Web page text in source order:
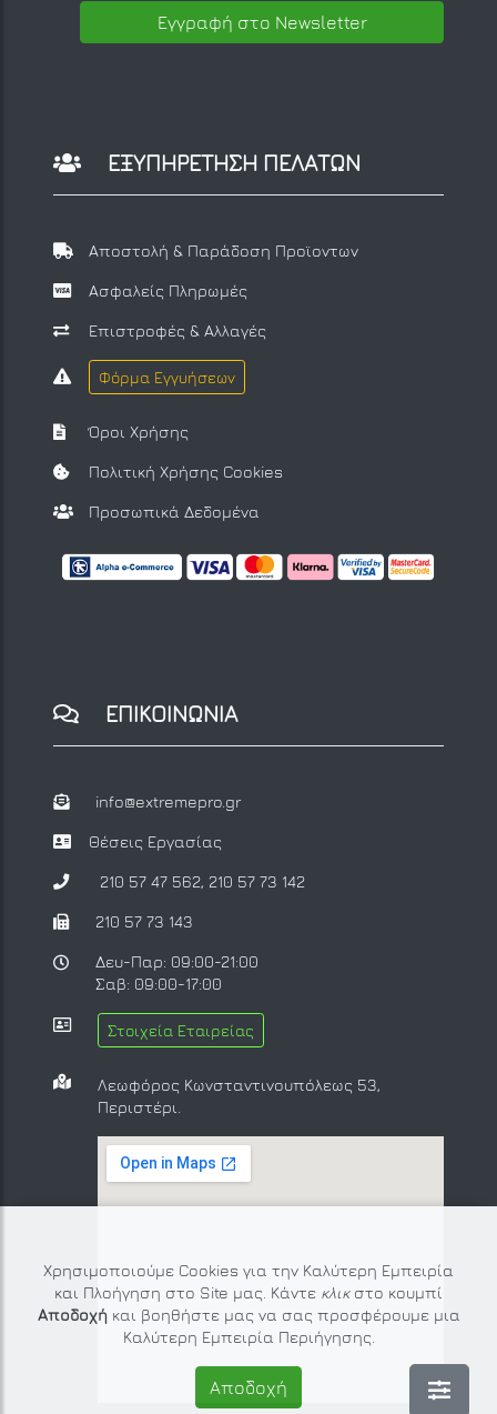
Χρησιμοποιούμε Cookies για την Καλύτερη Εμπειρία
και Πλοήγηση στο Site μας. Κάντε κλικ στο κουμπί
Αποδοχήκαι βοηθήστε μας να σας προσφέρουμε μια
Καλύτερη Εμπειρία Περιήγησης.
Αποδοχή
Εγγραφή στο Newsletter
ΕΞΥΠΗΡΕΤΗΣΗ ΠΕΛΑΤΩΝ
Αποστολή & Παράδοση Προϊοντων
Ασφαλείς Πληρωμές
Επιστροφές & Αλλαγές
Φόρμα Εγγυήσεων
Όροι Χρήσης
Πολιτική Χρήσης Cookies
Προσωπικά Δεδομένα
ΕΠΙΚΟΙΝΩΝΙΑ
info@extremepro.gr
Θέσεις Εργασίας
210 57 47 562, 210 57 73 142
210 57 73 143
Δευ-Παρ: 09:00-21:00
Σαβ: 09:00-17:00
Στοιχεία Εταιρείας
Λεωφόρος Κωνσταντινουπόλεως 53,
Περιστέρι.